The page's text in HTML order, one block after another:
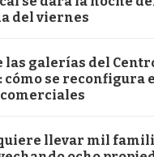
del viernes
las galerías del
cómo se reconfigura
llevar mil